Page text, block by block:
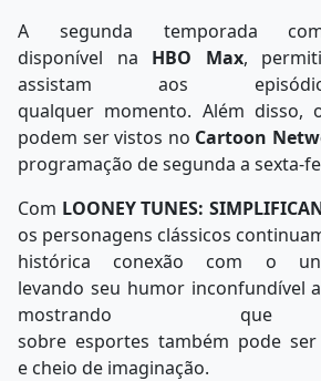
A segunda temporada
disponível na HBO Max,
assistam aos
qualquer momento. Além disso,
podem ser vistos no Cartoon
programação de segunda a sexta-
Com LOONEY TUNES:
os personagens clássicos
histórica conexão com o
levando seu humor inconfundível
mostrando que
sobre esportes também pode
e cheio de imaginação.